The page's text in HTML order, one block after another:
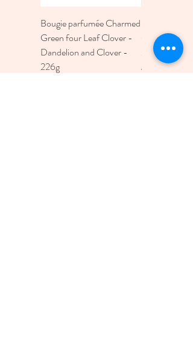
Bougie parfumée Charmed
Green four Leaf Clover -
Dandelion and Clover -
226g
Oz./118Ml
Moon
Price
€30.00